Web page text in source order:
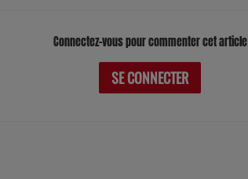
Connectez-vous pour commenter cet article
SE CONNECTER